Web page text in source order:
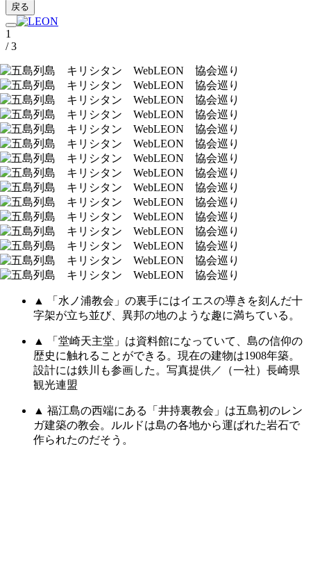
戻る
1
/ 3
▲ 「水ノ浦教会」の裏手にはイエスの導きを刻んだ十
字架が立ち並び、異邦の地のような趣に満ちている。
▲ 「堂崎天主堂」は資料館になっていて、島の信仰の
歴史に触れることができる。現在の建物は1908年築。
設計には鉄川も参画した。写真提供／（一社）長崎県
観光連盟
▲ 福江島の西端にある「井持裏教会」は五島初のレン
ガ建築の教会。ルルドは島の各地から運ばれた岩石で
作られたのだそう。